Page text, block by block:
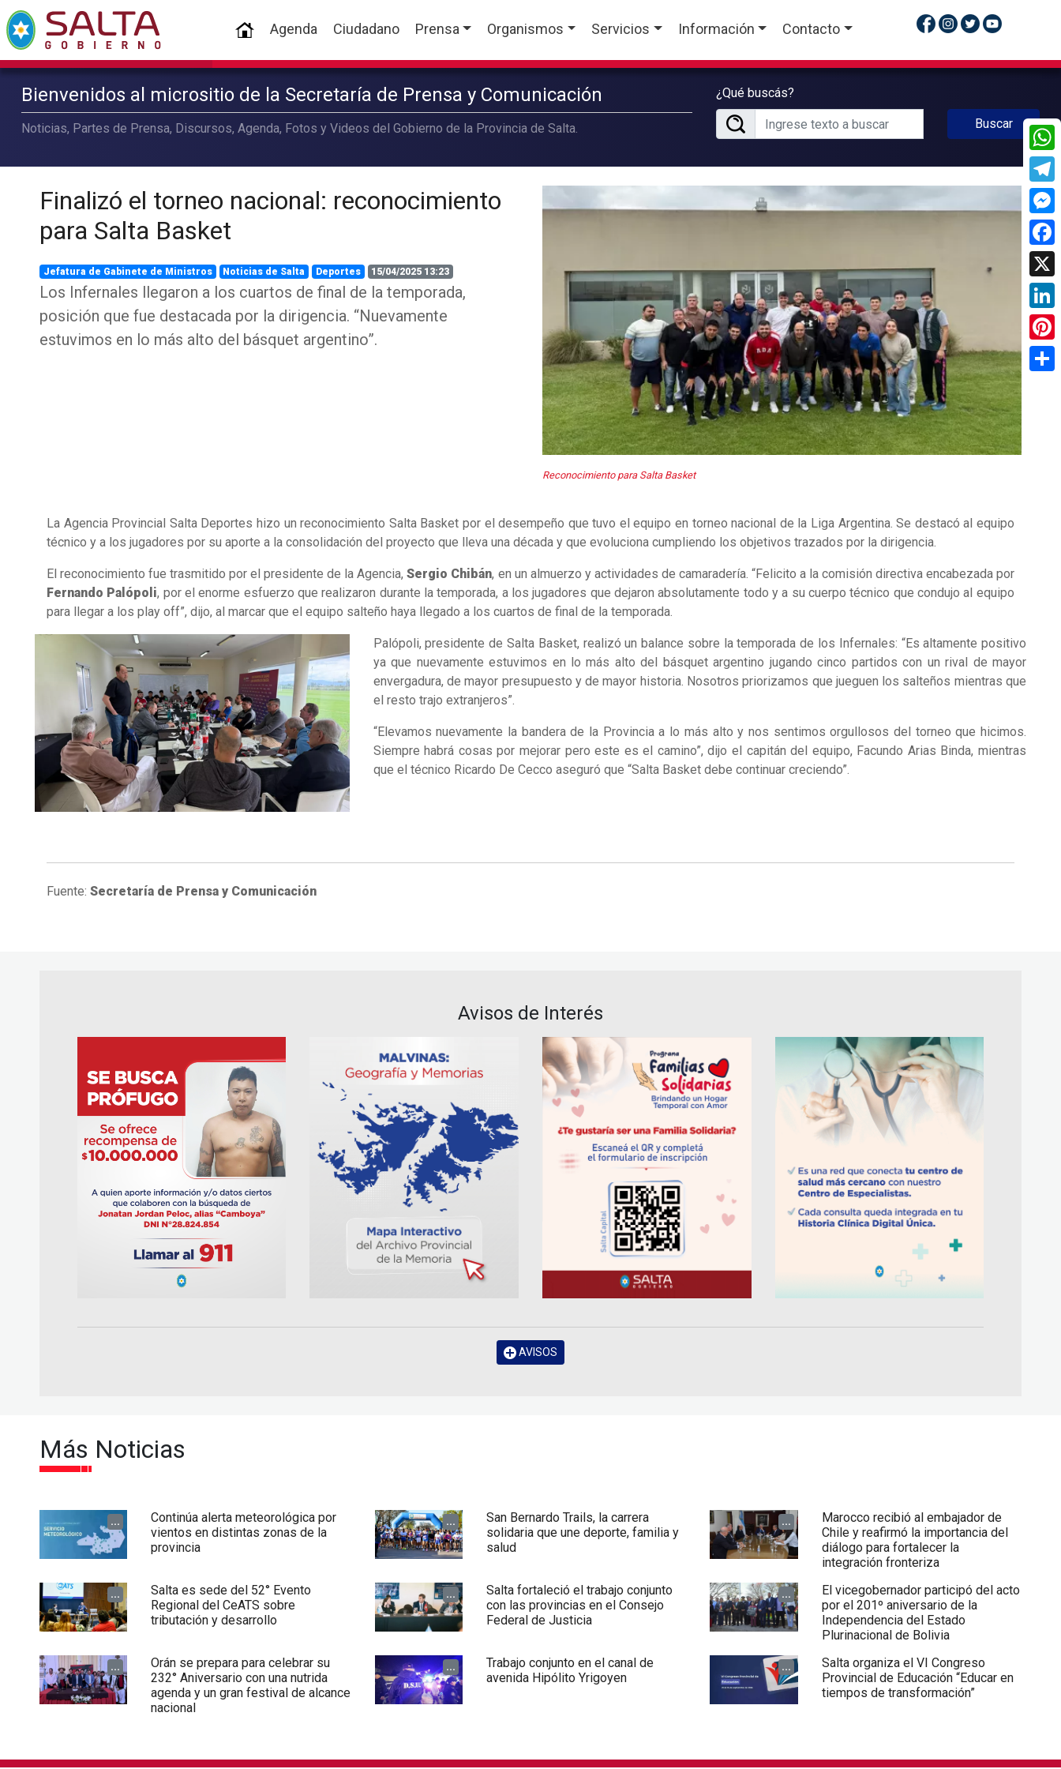
(current)
Agenda Ciudadano Prensa Organismos Servicios Información Contacto
Bienvenidos al micrositio de la Secretaría de Prensa y Comunicación
Noticias, Partes de Prensa, Discursos, Agenda, Fotos y Videos del Gobierno de la Provincia de Salta.
¿Qué buscás?
Buscar
Finalizó el torneo nacional: reconocimiento
para Salta Basket
Jefatura de Gabinete de Ministros Noticias de Salta Deportes 15/04/2025 13:23
Los Infernales llegaron a los cuartos de final de la temporada,
posición que fue destacada por la dirigencia. “Nuevamente
estuvimos en lo más alto del básquet argentino”.
Reconocimiento para Salta Basket
La Agencia Provincial Salta Deportes hizo un reconocimiento Salta Basket por el desempeño que tuvo el equipo en torneo nacional de la Liga Argentina. Se destacó al equipo
técnico y a los jugadores por su aporte a la consolidación del proyecto que lleva una década y que evoluciona cumpliendo los objetivos trazados por la dirigencia.
El reconocimiento fue trasmitido por el presidente de la Agencia,Sergio Chibán, en un almuerzo y actividades de camaradería. “Felicito a la comisión directiva encabezada por
Fernando Palópoli, por el enorme esfuerzo que realizaron durante la temporada, a los jugadores que dejaron absolutamente todo y a su cuerpo técnico que condujo al equipo
para llegar a los play off”, dijo, al marcar que el equipo salteño haya llegado a los cuartos de final de la temporada.
Palópoli, presidente de Salta Basket, realizó un balance sobre la temporada de los Infernales: “Es altamente positivo
ya que nuevamente estuvimos en lo más alto del básquet argentino jugando cinco partidos con un rival de mayor
envergadura, de mayor presupuesto y de mayor historia. Nosotros priorizamos que jueguen los salteños mientras que
el resto trajo extranjeros”.
“Elevamos nuevamente la bandera de la Provincia a lo más alto y nos sentimos orgullosos del torneo que hicimos.
Siempre habrá cosas por mejorar pero este es el camino”, dijo el capitán del equipo, Facundo Arias Binda, mientras
que el técnico Ricardo De Cecco aseguró que “Salta Basket debe continuar creciendo”.
Fuente: Secretaría de Prensa y Comunicación
Avisos de Interés
AVISOS
Más Noticias
...
Continúa alerta meteorológica por
vientos en distintas zonas de la
provincia
...
San Bernardo Trails, la carrera
solidaria que une deporte, familia y
salud
...
Marocco recibió al embajador de
Chile y reafirmó la importancia del
diálogo para fortalecer la
integración fronteriza
...
Salta es sede del 52° Evento
Regional del CeATS sobre
tributación y desarrollo
...
Salta fortaleció el trabajo conjunto
con las provincias en el Consejo
Federal de Justicia
...
El vicegobernador participó del acto
por el 201º aniversario de la
Independencia del Estado
Plurinacional de Bolivia
...
Orán se prepara para celebrar su
232° Aniversario con una nutrida
agenda y un gran festival de alcance
nacional
...
Trabajo conjunto en el canal de
avenida Hipólito Yrigoyen
...
Salta organiza el VI Congreso
Provincial de Educación “Educar en
tiempos de transformación”
X